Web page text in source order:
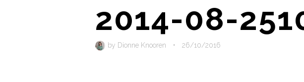
content
2014-08-
by Dionne Knooren • 26/10/2016